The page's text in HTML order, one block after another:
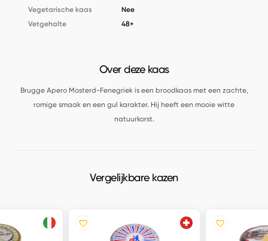
Vegetarische kaas
Nee
Vetgehalte
48+
Over deze kaas
Brugge Apero Mosterd-Fenegriek is een broodkaas met een zachte,
romige smaak en een gul karakter. Hij heeft een mooie witte
natuurkorst.
Vergelijkbare kazen